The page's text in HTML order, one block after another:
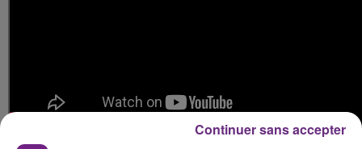
Continuer sans accepter